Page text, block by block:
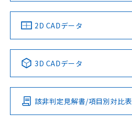
中国 RoHS 注意事項・凡例
Pb Hg
O
2D CADデータ
3D CADデータ
該非判定見解書/項目別対比表